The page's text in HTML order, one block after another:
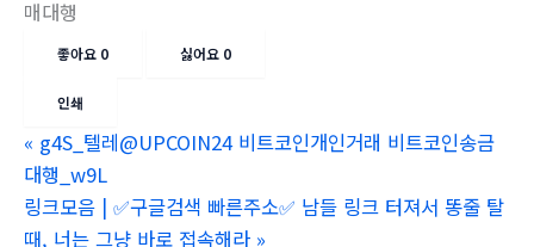
매대행
좋아요 0 싫어요 0
인쇄
« g4S_텔레@UPCOIN24 비트코인개인거래 비트코인송금
대행_w9L
링크모음 | ✅구글검색 빠른주소✅ 남들 링크 터져서 똥줄 탈
때, 너는 그냥 바로 접속해라 »